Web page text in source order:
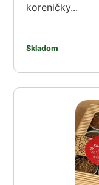
koreničky...
Skladom